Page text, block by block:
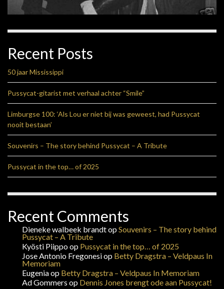
Recent Posts
50 jaar Mississippi
Pussycat-gitarist met verhaal achter “Smile”
Limburgse 100: ‘Als Lou er niet bij was geweest, had Pussycat
nooit bestaan’
Souvenirs – The story behind Pussycat – A Tribute
Pussycat in the top… of 2025
Recent Comments
Dieneke walbeek brandtopSouvenirs – The story behind
Pussycat – A Tribute
Kyösti Piippoop Pussycat in the top… of 2025
Jose Antonio Fregonesiop Betty Dragstra – Veldpaus In
Memoriam
Eugeniaop Betty Dragstra – Veldpaus In Memoriam
Ad Gommers op Dennis Jones brengt ode aan Pussycat!